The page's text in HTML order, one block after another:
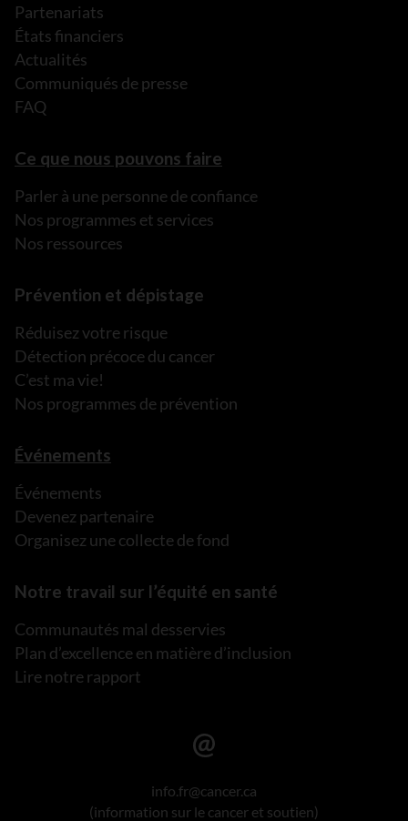
Partenariats
États financiers
Actualités
Communiqués de presse
FAQ
Ce que nous pouvons faire
Parler à une personne de confiance
Nos programmes et services
Nos ressources
Prévention et dépistage
Réduisez votre risque
Détection précoce du cancer
C’est ma vie!
Nos programmes de prévention
Événements
Événements
Devenez partenaire
Organisez une collecte de fond
Notre travail sur l’équité en santé
Communautés mal desservies
Plan d’excellence en matière d’inclusion
Lire notre rapport
info.fr@cancer.ca
(information sur le cancer et soutien)